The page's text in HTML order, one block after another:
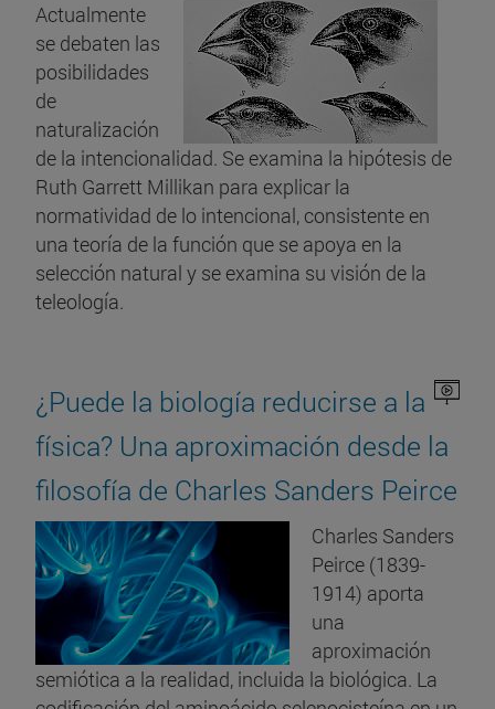
Actualmente
se debaten las
posibilidades
de
naturalización
de la intencionalidad. Se examina la hipótesis de
Ruth Garrett Millikan para explicar la
normatividad de lo intencional, consistente en
una teoría de la función que se apoya en la
selección natural y se examina su visión de la
teleología.
¿Puede la biología reducirse a la
física? Una aproximación desde la
filosofía de Charles Sanders Peirce
Charles Sanders
Peirce (1839-
1914) aporta
una
aproximación
semiótica a la realidad, incluida la biológica. La